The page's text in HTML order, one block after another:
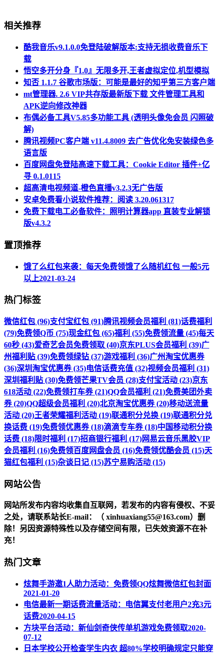
相关推荐
酷我音乐v9.1.0.0免登陆破解版本:支持无损收费音乐下
载
悟空多开分身『1.0』无限多开,王者虚拟定位,机型模拟
知否 1.1.7 谷歌市场版：可能是最好的知乎第三方客户端
mt管理器. 2.6 VIP共存版最新版下载 文件管理工具和
APK逆向修改神器
布偶必备工具V5.85多功能工具 (透明头像免会员 闪照破
解)
腾讯视频PC客户端 v11.4.8009 去广告优化免安装绿色多
语言版
百度网盘免登陆高速下载工具：Cookie Editor 插件+亿
寻 0.1.0115
超高清电视频道-橙色直播v3.2.3无广告版
安卓免费看小说软件推荐：阅读 3.20.061317
免费下载电工必备软件：照明计算器app 直装专业解锁
版v4.3.2
置顶推荐
饿了么红包来袭：每天免费领饿了么随机红包 一般5元
以上2021-03-24
热门标签
微信红包 (96)支付宝红包 (91)腾讯视频会员福利 (81)话费福利
(79)免费领Q币 (75)现金红包 (65)福利 (55)免费领流量 (45)每天
60秒 (43)爱奇艺会员免费领取 (40)京东PLUS会员福利 (39)广
州福利贴 (39)免费领绿钻 (37)游戏福利 (36)广州淘宝优惠券
(36)深圳淘宝优惠券 (35)电信话费充值 (32)视频会员福利 (31)
深圳福利贴 (30)免费领芒果TV会员 (28)支付宝活动 (23)京东
618活动 (22)免费领打车券 (21)QQ会员福利 (21)免费美团外卖
券 (20)QQ超级会员福利 (20)北京淘宝优惠券 (20)移动送流量
活动 (20)王者荣耀福利活动 (19)联通积分兑换 (19)联通积分兑
换话费 (19)免费领优惠券 (18)滴滴专车券 (18)中国移动积分换
话费 (18)限时福利 (17)招商银行福利 (17)网易云音乐黑胶VIP
会员福利 (16)免费领百度网盘会员 (16)免费领优酷会员 (15)天
猫红包福利 (15)杂谈日记 (15)苏宁易购活动 (15)
网站公告
网站所发布内容均收集自互联网，若发布的内容有侵权、不妥
之处，请联系站长E-mail：（ xinhuaxiang55@163.com）删
除！另因资源特殊性以及存储空间有限，已失效资源不在补
充！
热门文章
炫舞手游邀1人助力活动：免费领QQ炫舞微信红包封面
2021-01-20
电信最新一期话费流量活动：电信翼支付老用户2充3元
话费2020-04-15
方块平台活动：新仙剑奇侠传单机游戏免费领取2020-
07-12
日本学校公开检查学生内衣 超80%学校明确规定只能穿